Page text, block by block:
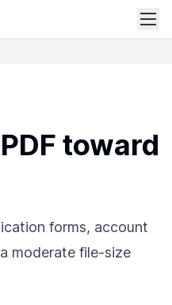
toward
forms, account
moderate file-size